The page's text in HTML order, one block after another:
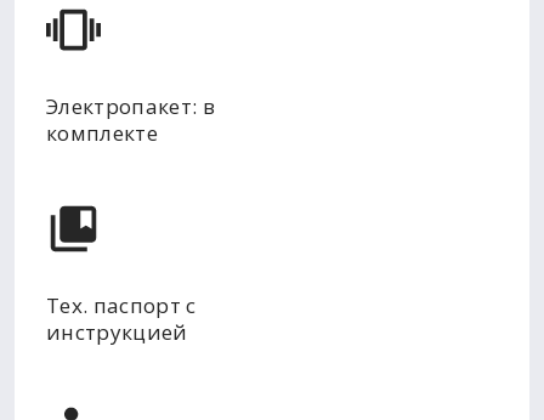
Электропакет: в
комплекте
Тех. паспорт с
инструкцией